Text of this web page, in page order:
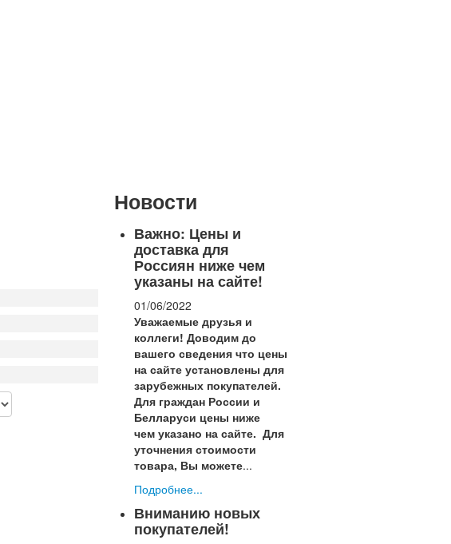
Новости
Важно: Цены и
доставка для
Россиян ниже чем
указаны на сайте!
01/06/2022
Уважаемые друзья и
коллеги! Доводим до
вашего сведения что цены
на сайте установлены для
зарубежных покупателей.
Для граждан России и
Белларуси цены ниже
чем указано на сайте. Для
уточнения стоимости
товара, Вы можете...
Подробнее...
Вниманию новых
покупателей!